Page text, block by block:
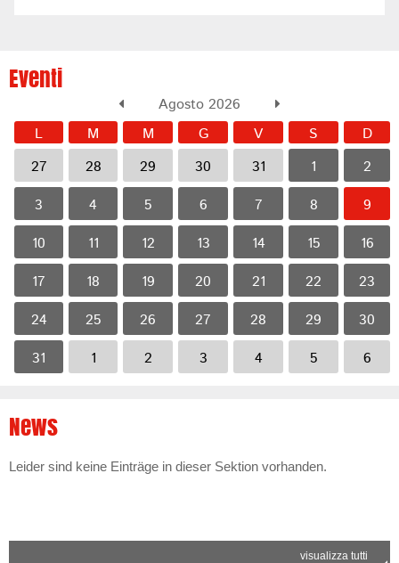
Eventi
Agosto 2026
M M G V S D
27 28 29 30 31 1 2
3 4 5 6 7 8 9
10 11 12 13 14 15 16
17 18 19 20 21 22 23
24 25 26 27 28 29 30
31 1 2 3 4 5 6
News
Leider sind keine Einträge in dieser Sektion vorhanden.
visualizza tutti